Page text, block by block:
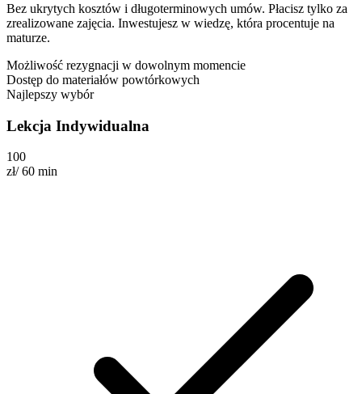
Bez ukrytych kosztów i długoterminowych umów. Płacisz tylko za
zrealizowane zajęcia. Inwestujesz w wiedzę, która procentuje na
maturze.
Możliwość rezygnacji w dowolnym momencie
Dostęp do materiałów powtórkowych
Najlepszy wybór
Lekcja Indywidualna
100
zł/ 60 min